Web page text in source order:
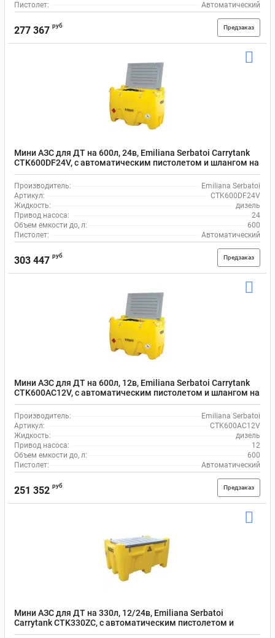
Пистолет:
Автоматический
277 367 руб Предзаказ
Мини АЗС для ДТ на 600л, 24в, Emiliana Serbatoi Carrytank
CTK600DF24V, с автоматическим пистолетом и шлангом на
4 м
Производитель:
Emiliana Serbatoi
Артикул:
CTK600DF24V
Жидкость:
дизель
Привод насоса:
24
Объем емкости до, л:
600
Пистолет:
Автоматический
303 447 руб Предзаказ
Мини АЗС для ДТ на 600л, 12в, Emiliana Serbatoi Carrytank
CTK600AC12V, с автоматическим пистолетом и шлангом на
4 м
Производитель:
Emiliana Serbatoi
Артикул:
CTK600AC12V
Жидкость:
дизель
Привод насоса:
12
Объем емкости до, л:
600
Пистолет:
Автоматический
251 352 руб Предзаказ
Мини АЗС для ДТ на 330л, 12/24в, Emiliana Serbatoi
Carrytank CTK330ZC, с автоматическим пистолетом и
шлангом на 4 м